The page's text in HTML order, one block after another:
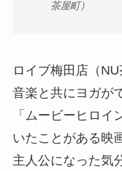
茶屋町）
ロイブ梅田店（
音楽と共にヨガが
「ムービーヒロ
いたことがある映
主人公になった気